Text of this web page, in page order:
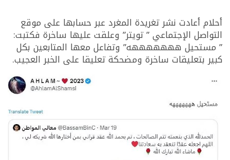
أحلام أعادت نشر تغريدة المغرد عبر حسابها على موقع
التواصل الإجتماعي ” تويتر” وعلقت عليها ساخرة فكتبت:
” مستحيل هههههههه” وتفاعل معها المتابعين بكل
كبير بتعليقات ساخرة ومضحكة تعليقا على الخبر العجيب.